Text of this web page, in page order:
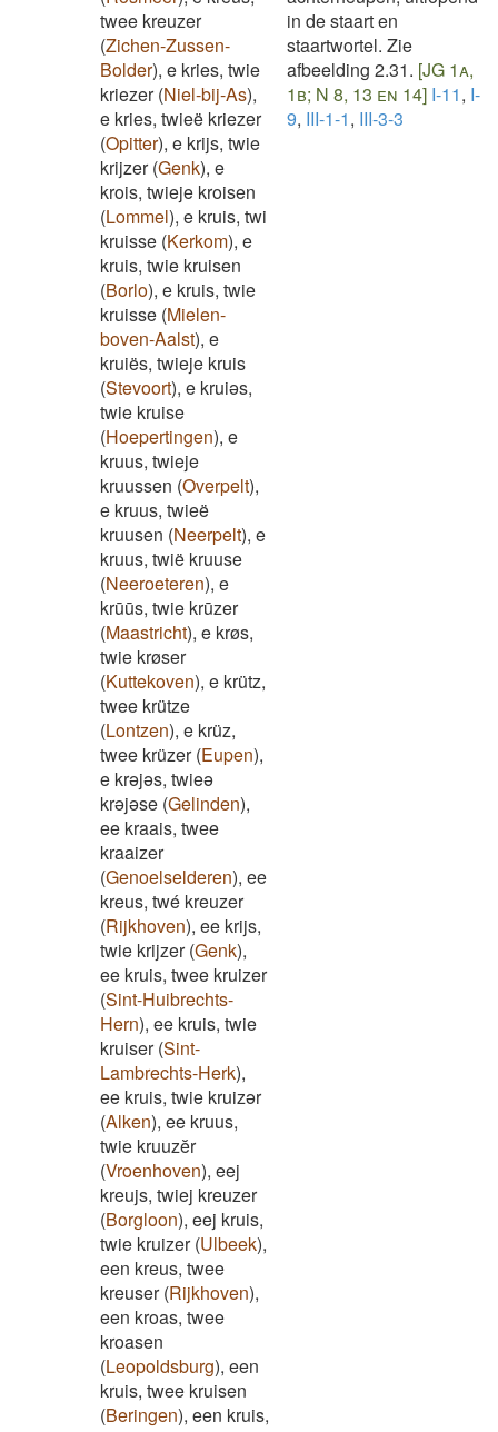
twee kreuzer
(Zichen-Zussen-
Bolder), e kries, twie
kriezer(Niel-bij-As),
e kries, twieë kriezer
(Opitter), e krijs, twie
krijzer(Genk), e
krois, twieje kroisen
(Lommel), e kruis, twi
kruisse (Kerkom), e
kruis, twie kruisen
(Borlo), e kruis, twie
kruisse (Mielen-
boven-Aalst), e
kruiës, twieje kruis
(Stevoort), e kruiəs,
twie kruise
(Hoepertingen), e
kruus, twieje
kruussen (Overpelt),
e kruus, twieë
kruusen (Neerpelt), e
kruus, twië kruuse
(Neeroeteren), e
krūūs, twie krūzer
(Maastricht), e krøs,
twie krøser
(Kuttekoven), e krütz,
twee krütze
(Lontzen), e krüz,
twee krüzer(Eupen),
e krəjəs, twieə
krəjəse (Gelinden),
ee kraais, twee
kraaizer
(Genoelselderen), ee
kreus, twé kreuzer
(Rijkhoven), ee krijs,
twie krijzer(Genk),
ee kruis, twee kruizer
(Sint-Huibrechts-
Hern), ee kruis, twie
kruiser(Sint-
Lambrechts-Herk),
ee kruis, twie kruizər
(Alken), ee kruus,
twie kruuzĕr
(Vroenhoven), eej
kreujs, twiej kreuzer
(Borgloon), eej kruis,
twie kruizer(Ulbeek),
een kreus, twee
kreuser(Rijkhoven),
een kroas, twee
kroasen
(Leopoldsburg), een
kruis, twee kruisen
(Beringen), een kruis,
in de staart en
staartwortel. Zie
afbeelding 2.31. [JG 1a,
1b; N 8, 13 en 14] I-11, I-
9, III-1-1, III-3-3